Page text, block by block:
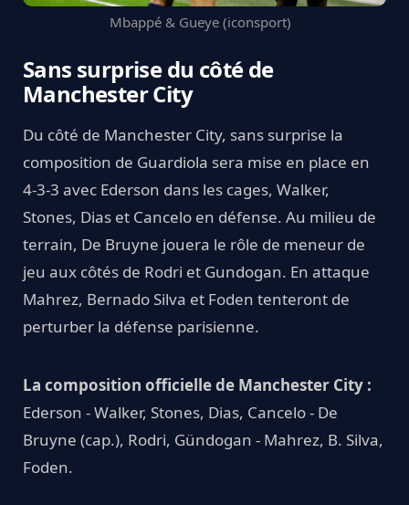
Mbappé & Gueye (iconsport)
Sans surprise du côté de
Manchester City
Du côté de Manchester City, sans surprise la
composition de Guardiola sera mise en place en
4-3-3 avec Ederson dans les cages, Walker,
Stones, Dias et Cancelo en défense. Au milieu de
terrain, De Bruyne jouera le rôle de meneur de
jeu aux côtés de Rodri et Gundogan. En attaque
Mahrez, Bernado Silva et Foden tenteront de
perturber la défense parisienne.
La composition officielle de Manchester City :
Ederson - Walker, Stones, Dias, Cancelo - De
Bruyne (cap.), Rodri, Gündogan - Mahrez, B. Silva,
Foden.